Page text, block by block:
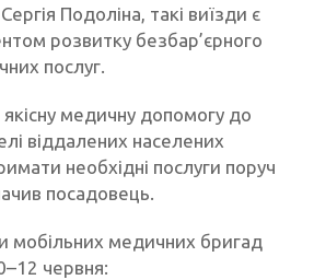
Подоліна, такі виїзди є
розвитку безбар’єрного
послуг.
медичну допомогу до
віддалених населених
необхідні послуги поруч
посадовець.
мобільних медичних бригад
червня: